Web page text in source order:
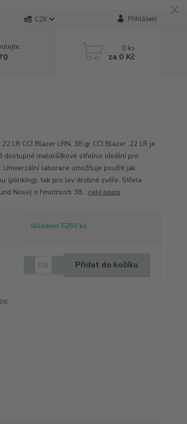
CZK Přihlášení
0 ks
za 0 Kč
LR CCI Blazer LRN, 38 gr CCI Blazer .22 LR je
dostupné malorážkové střelivo ideální pro
Univerzální laborace umožňuje použití jak
(plinking), tak pro lov drobné zvěře. Střela
Nose) o hmotnosti 38... celý popis
skladem 5250 ks
Přidat do košíku